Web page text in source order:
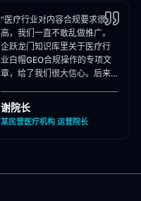
"医疗行业对内容合规要求很
高，我们一直不敢乱做推广。
企跃龙门知识库里关于医疗行
业白帽GEO合规操作的专项文
章，给了我们很大信心。后来
行合规承诺，非常专业！"
谢院长
某民营医疗机构 运营院长